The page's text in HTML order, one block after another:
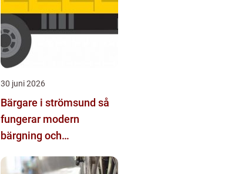
30 juni 2026
Bärgare i strömsund så
fungerar modern
bärgning och